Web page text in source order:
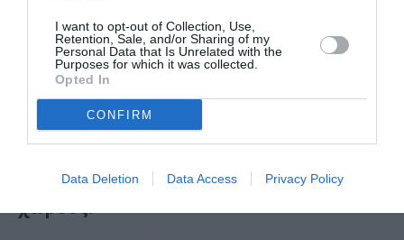
I want to opt-out of Collection, Use,
Retention, Sale, and/or Sharing of my
Personal Data that Is Unrelated with the
Purposes for which it was collected.
Opted In
CONFIRM
Data Deletion Data Access Privacy Policy
Όλη η Ελλάδα
ένας Πολιτισμός
2022: Πλούσιο το
φετινό
πρόγραμμα με
140 εκδηλώσεις
αρχαιολογικούς
χώρους!
O Νίκος
Διαμαντής για
«Χιροσίμα,
αγάπη μου»